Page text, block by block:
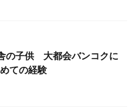
の子供 大都会バンコクに
の経験